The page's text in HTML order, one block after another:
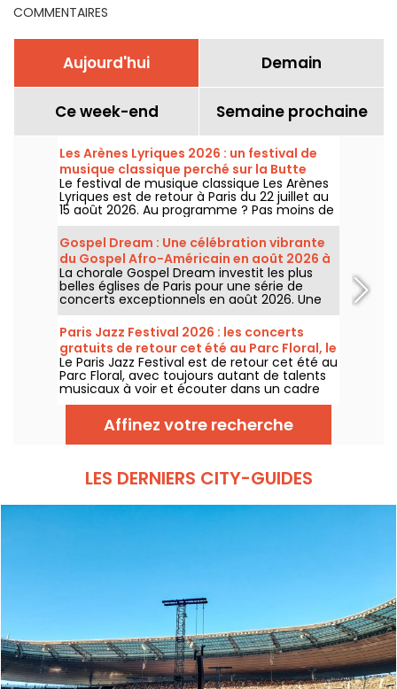
COMMENTAIRES
Aujourd'hui Demain
Ce week-end Semaine prochaine
Les Arènes Lyriques 2026 : un festival de
musique classique perché sur la Butte
Montmartre
Le festival de musique classique Les Arènes
Lyriques est de retour à Paris du 22 juillet au
15 août 2026. Au programme ? Pas moins de
16 concerts donnés au sein des Arènes de
Montmartre, un cadre idyllique pour écouter
les grands classiques.
Gospel Dream : Une célébration vibrante
du Gospel Afro-Américain en août 2026 à
Paris
La chorale Gospel Dream investit les plus
belles églises de Paris pour une série de
concerts exceptionnels en août 2026. Une
expérience musicale unique qui célèbre
l'espoir, l'unité et la résilience à travers les
chants authentiques de l'Église Afro-
Américaine.
Paris Jazz Festival 2026 : les concerts
gratuits de retour cet été au Parc Floral, le
programme
Le Paris Jazz Festival est de retour cet été au
Parc Floral, avec toujours autant de talents
musicaux à voir et écouter dans un cadre
bucolique. Voici le programme des concerts
gratuits à découvrir du 24 juin au 6
septembre 2026 !
Affinez votre recherche
LES DERNIERS CITY-GUIDES